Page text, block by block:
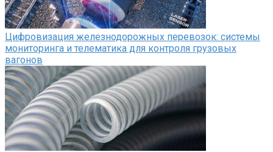
Цифровизация железнодорожных перевозок: системы
мониторинга и телематика для контроля грузовых
вагонов